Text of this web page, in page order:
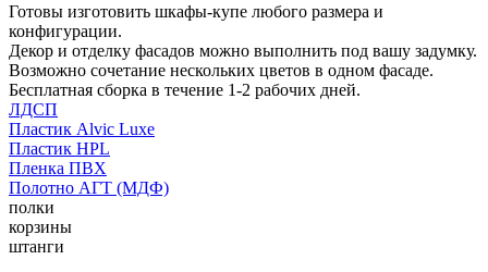
Готовы изготовить шкафы-купе любого размера и
конфигурации.
Декор и отделку фасадов можно выполнить под вашу задумку.
Возможно сочетание нескольких цветов в одном фасаде.
Бесплатная сборка в течение 1-2 рабочих дней.
ЛДСП
Пластик Alvic Luxe
Пластик HPL
Пленка ПВХ
Полотно АГТ (МДФ)
полки
корзины
штанги